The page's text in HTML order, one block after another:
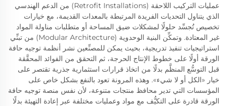
عمليات التركيب اللاحقة (Retrofit Installations) من الدعم الهندسي
الذي يتناول التحديات الفريدة المرتبطة بالمعدات القديمة، مع خيارات
تخصيص تُجسِّد حلولًا لمشكلات ضيق المساحة أو متطلبات مناولة المواد
غير المعتادة. وتمكِّن البنية الوحدوية (Modular Architecture) من تبنِّي
استراتيجيات تنفيذ تدريجية، بحيث يمكن للمصنِّعين نشر أنظمة توجيه حافة
الورقة أولًا على خطوط الإنتاج الحرجة، ثم التحقق من الفوائد المحقَّقة
قبل التوسُّع المنظَّم بدلًا من اتخاذ قرارات استثمارية جذرية تقتصر على
خيار «الكل أو لا شيء». وهذه المرونة تعود بالنفع بشكل خاص على
المؤسسات التي تدير محافظ منتجات متنوعة، لأن نفس منصة توجيه حافة
الورقة قادرة على التكيُّف مع مواد وعمليات مختلفة عبر إعادة التهيئة بدلًا